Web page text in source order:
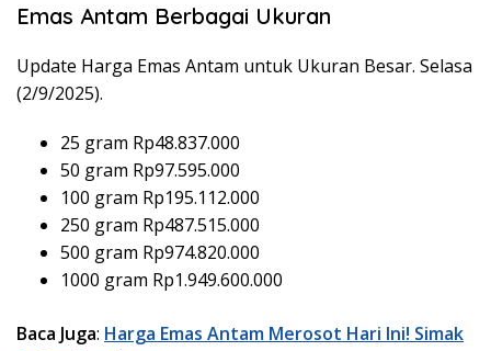
Emas Antam Berbagai Ukuran
Update Harga Emas Antam untuk Ukuran Besar. Selasa
(2/9/2025).
25 gram Rp48.837.000
50 gram Rp97.595.000
100 gram Rp195.112.000
250 gram Rp487.515.000
500 gram Rp974.820.000
1000 gram Rp1.949.600.000
Baca Juga: Harga Emas Antam Merosot Hari Ini! Simak